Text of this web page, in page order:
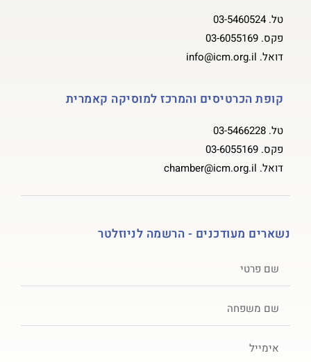
טל. 03-5460524
פקס. 03-6055169
דואל. info@icm.org.il
קופת הכרטיסים והמרכז למוסיקה קאמרית
טל. 03-5466228
פקס. 03-6055169
דואל. chamber@icm.org.il
נשארים מעודכנים - הרשמה לניוזלטר